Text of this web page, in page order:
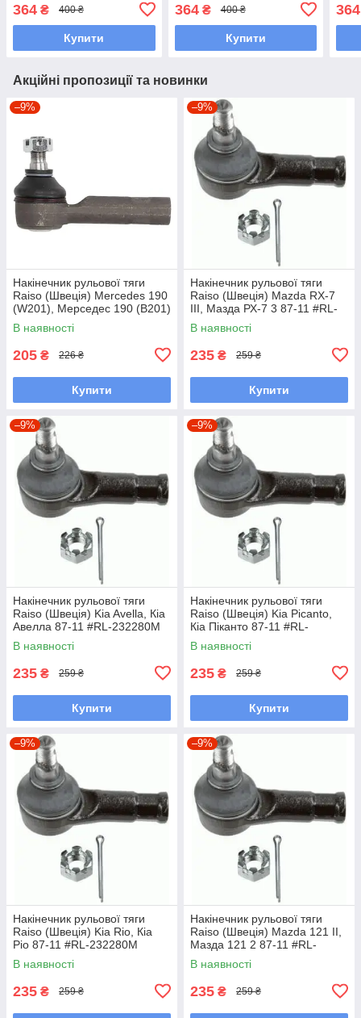
364 ₴ 400 ₴
Купити
364₴ 400 ₴
Купити
364
Акційні пропозиції та новинки
–9%
Накінечник рульової тяги
Raiso (Швеція) Mercedes 190
(W201), Мерседес 190 (В201)
82-93 #RL-338110M
UAMHIRZ7
В наявності
205 ₴ 226 ₴
Купити
–9%
Накінечник рульової тяги
Raiso (Швеція) Mazda RX-7
III, Мазда РХ-7 3 87-11 #RL-
232280M UABTPIP7
В наявності
235 ₴ 259 ₴
Купити
–9%
Накінечник рульової тяги
Raiso (Швеція) Kia Avella, Кіа
Авелла 87-11 #RL-232280M
UAGKKIJ7
В наявності
235 ₴ 259 ₴
Купити
–9%
Накінечник рульової тяги
Raiso (Швеція) Kia Picanto,
Кіа Піканто 87-11 #RL-
232280M UAGKKIJ7
В наявності
235 ₴ 259 ₴
Купити
–9%
Накінечник рульової тяги
Raiso (Швеція) Kia Rio, Кіа
Ріо 87-11 #RL-232280M
UARVEOA7
В наявності
235 ₴ 259 ₴
–9%
Накінечник рульової тяги
Raiso (Швеція) Mazda 121 II,
Мазда 121 2 87-11 #RL-
232280M UAVIMGB7
В наявності
235 ₴ 259 ₴